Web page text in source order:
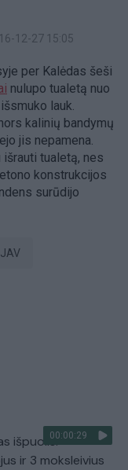
12-27 15:05
per Kalėdas šeši
nulupo tualetą nuo
lauk.
kalinių bandymų
jis nepamena.
tualetą, nes
konstrukcijos
surūdijo
JAV
00:00:29
išpuolis:
ir 3 moksleivius